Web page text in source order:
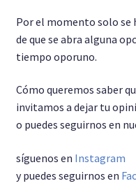
Por el momento solo se
de que se abra alguna
tiempo oporuno.
Cómo queremos saber
invitamos a dejar tu
o puedes seguirnos en
síguenos en Instagram
y puedes seguirnos en